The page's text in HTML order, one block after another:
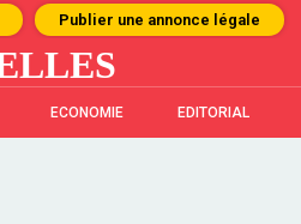
Publier une annonce légale
ECONOMIE EDITORIAL